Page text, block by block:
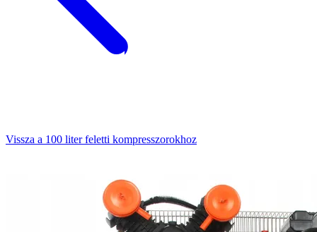
Vissza a 100 liter feletti kompresszorokhoz